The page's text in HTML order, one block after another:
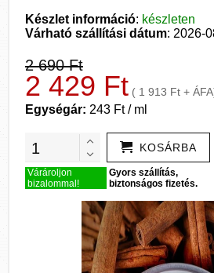
Készlet információ: készleten
Várható szállítási dátum: 2026-
2 690 Ft
2 429 Ft ( 1 913 Ft +
Egységár: 243 Ft / ml
KOSÁRBA
Várároljon
bizalommal!
Gyors szállítás,
biztonságos fizetés.